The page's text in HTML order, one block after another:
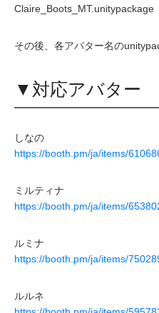
その後、各アバター名の
▼対応アバター
しなの
https://booth.pm/ja/items/
ミルティナ
https://booth.pm/ja/items/
ルミナ
https://booth.pm/ja/items/
ルルネ